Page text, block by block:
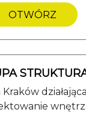
OTWÓRZ
wnętrz.